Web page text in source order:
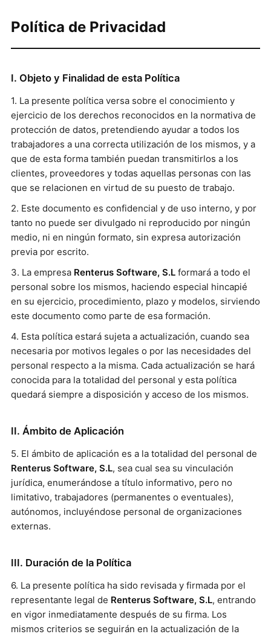
Política de Privacidad
I. Objeto y Finalidad de esta Política
1. La presente política versa sobre el conocimiento y
ejercicio de los derechos reconocidos en la normativa de
protección de datos, pretendiendo ayudar a todos los
trabajadores a una correcta utilización de los mismos, y a
que de esta forma también puedan transmitirlos a los
clientes, proveedores y todas aquellas personas con las
que se relacionen en virtud de su puesto de trabajo.
2. Este documento es confidencial y de uso interno, y por
tanto no puede ser divulgado ni reproducido por ningún
medio, ni en ningún formato, sin expresa autorización
previa por escrito.
3. La empresa Renterus Software, S.L formará a todo el
personal sobre los mismos, haciendo especial hincapié
en su ejercicio, procedimiento, plazo y modelos, sirviendo
este documento como parte de esa formación.
4. Esta política estará sujeta a actualización, cuando sea
necesaria por motivos legales o por las necesidades del
personal respecto a la misma. Cada actualización se hará
conocida para la totalidad del personal y esta política
quedará siempre a disposición y acceso de los mismos.
II. Ámbito de Aplicación
5. El ámbito de aplicación es a la totalidad del personal de
Renterus Software, S.L, sea cual sea su vinculación
jurídica, enumerándose a título informativo, pero no
limitativo, trabajadores (permanentes o eventuales),
autónomos, incluyéndose personal de organizaciones
externas.
III. Duración de la Política
6. La presente política ha sido revisada y firmada por el
representante legal de Renterus Software, S.L, entrando
en vigor inmediatamente después de su firma. Los
mismos criterios se seguirán en la actualización de la